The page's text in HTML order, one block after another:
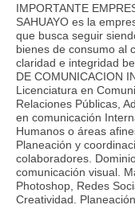
IMPORTANTE
SAHUAYO es la
que busca seguir
bienes de consumo al
claridad e integridad
DE COMUNICACION
Licenciatura en
Relaciones Públicas,
en comunicación
Humanos o áreas
Planeación y
colaboradores.
comunicación visual.
Photoshop, Redes
Creatividad.